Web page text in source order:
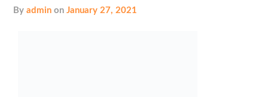
byadmin onJanuary 27, 2021